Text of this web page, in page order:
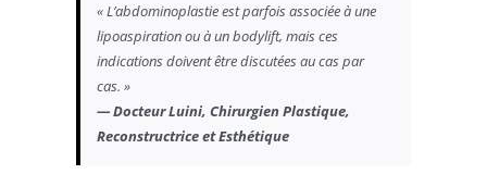
« L’abdominoplastie est parfois associée à une
lipoaspiration ou à un bodylift, mais ces
indications doivent être discutées au cas par
cas. »
— Docteur Luini, Chirurgien Plastique,
Reconstructrice et Esthétique